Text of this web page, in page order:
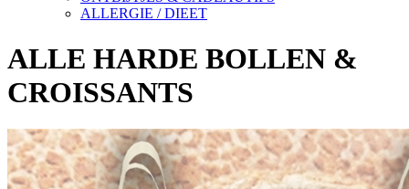
ALLERGIE / DIEET
ALLE HARDE BOLLEN &
CROISSANTS